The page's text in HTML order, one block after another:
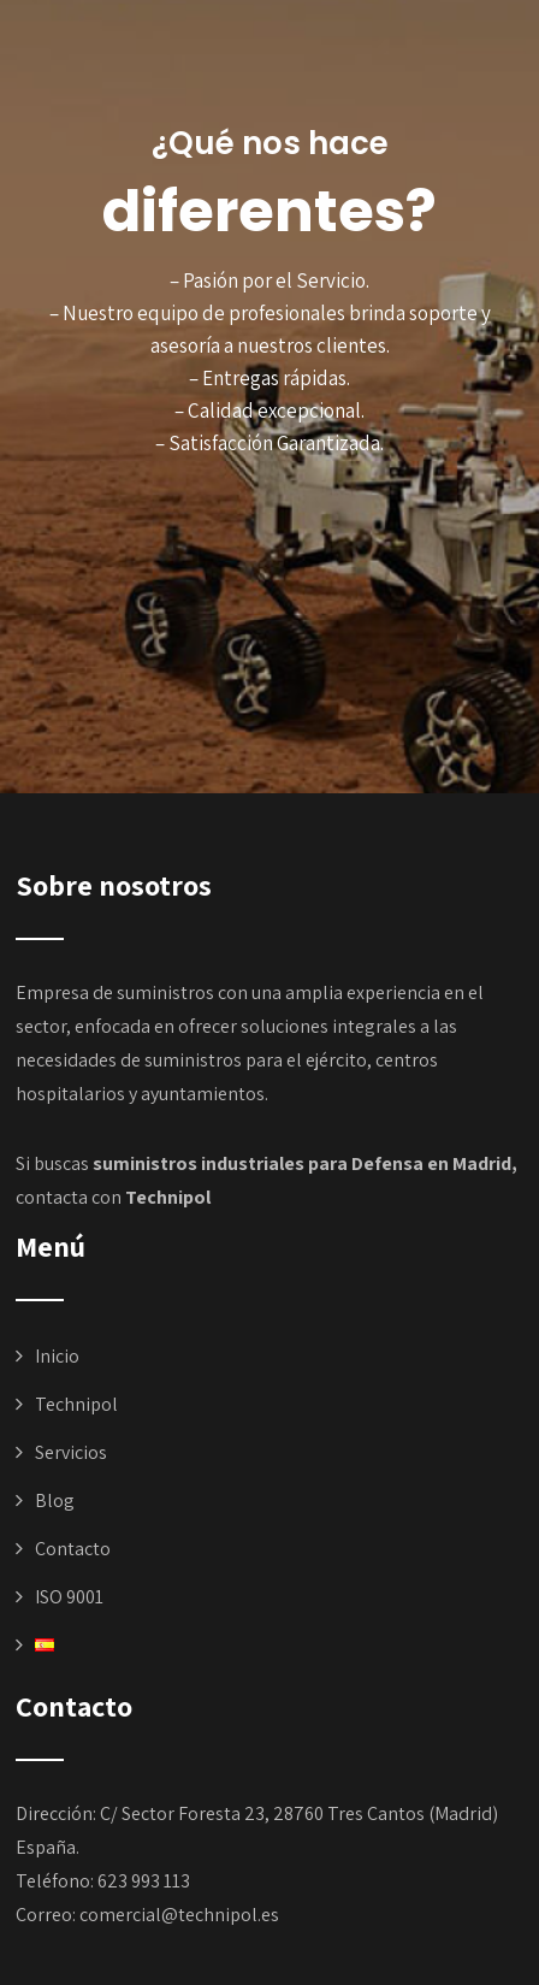
¿Qué nos hace
diferentes?
– Pasión por el Servicio.
– Nuestro equipo de profesionales brinda soporte y
asesoría a nuestros clientes.
– Entregas rápidas.
– Calidad excepcional.
– Satisfacción Garantizada.
Sobre nosotros
Empresa de suministros con una amplia experiencia en el
sector, enfocada en ofrecer soluciones integrales a las
necesidades de suministros para el ejército, centros
hospitalarios y ayuntamientos.
Si buscas suministros industriales para Defensa en Madrid,
contacta con Technipol
Menú
Inicio
Technipol
Servicios
Blog
Contacto
ISO 9001
Contacto
Dirección: C/ Sector Foresta 23, 28760 Tres Cantos (Madrid)
España.
Teléfono:623 993 113
Correo: comercial@technipol.es